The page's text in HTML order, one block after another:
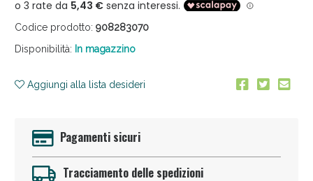
Codice prodotto: 908283070
Disponibilità: In magazzino
Aggiungi alla lista desideri
Pagamenti sicuri
Tracciamento delle spedizioni
Anticellulite e Fanghi: Sconto fino al 40% valido
oggi!